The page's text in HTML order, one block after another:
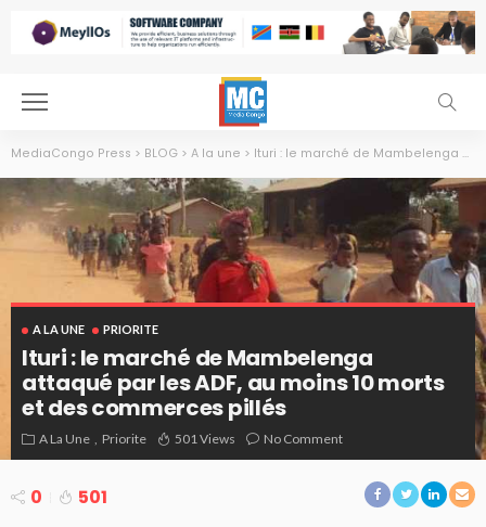
MediaCongo Press > BLOG > A la une > Ituri : le marché de Mambelenga attaqué par les ADF, au moins 10 morts et des commerces pillés
A LA UNE PRIORITE
Ituri : le marché de Mambelenga
attaqué par les ADF, au moins 10 morts
et des commerces pillés
A La Une Priorite 501 Views No Comment
Des civils fouillant l'attaque des ADF à Mambelenga. Photo tiers
0 501